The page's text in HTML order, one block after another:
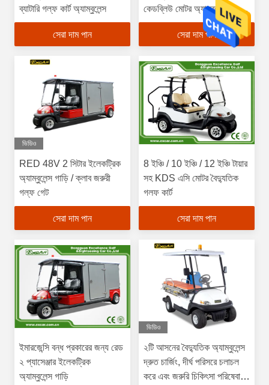
ব্যাটারি গল্ফ কার্ট অ্যাম্বুলেন্স
সেরা দাম পান
কেডব্লিউ মোটর অ্যাম্বুলেন্স গল্ফ
কার্ট
সেরা দাম পান
ভিডিও
RED 48V 2 সিটার ইলেকট্রিক
অ্যাম্বুলেন্স গাড়ি / ক্লাব জরুরী
গল্ফ গেট
সেরা দাম পান
8 ইঞ্চি / 10 ইঞ্চি / 12 ইঞ্চি টায়ার
সহ KDS এসি মোটর বৈদ্যুতিক
গলফ কার্ট
সেরা দাম পান
ইমারজেন্সি বন্ধ প্রকারের জন্য রেড
২ প্যাসেঞ্জার ইলেকট্রিক
অ্যাম্বুলেন্স গাড়ি
ভিডিও
২টি আসনের বৈদ্যুতিক অ্যাম্বুলেন্স
দ্রুত চার্জিং, দীর্ঘ পরিসরে চলাচল
করে এবং জরুরি চিকিৎসা পরিষেবা